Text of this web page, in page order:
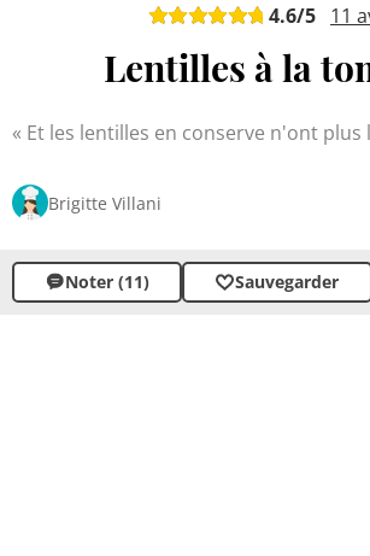
4.6/5 11
Lentilles à la
Et les lentilles en conserve n'ont plus
Brigitte Villani
Noter (11) Sauvegarder